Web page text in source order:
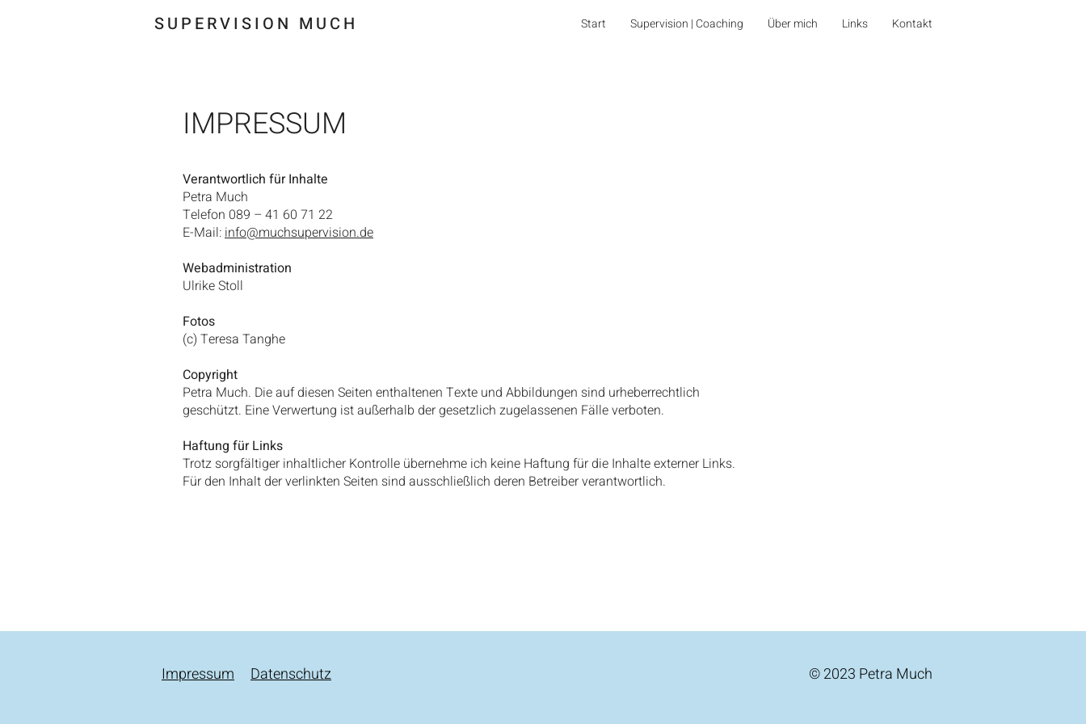
SUPERVISION MUCH Start Supervision | Coaching Über mich Links Kontakt
IMPRESSUM
Verantwortlich für Inhalte
Petra Much
Telefon 089 – 41 60 71 22
E-Mail:info@muchsupervision.de
Webadministration
Ulrike Stoll
Fotos
(c) Teresa Tanghe
Copyright
Petra Much. Die auf diesen Seiten enthaltenen Texte und Abbildungen sind urheberrechtlich
geschützt. Eine Verwertung ist außerhalb der gesetzlich zugelassenen Fälle verboten.
Haftung für Links
Trotz sorgfältiger inhaltlicher Kontrolle übernehme ich keine Haftung für die Inhalte externer Links.
Für den Inhalt der verlinkten Seiten sind ausschließlich deren Betreiber verantwortlich.
Impressum Datenschutz © 2023 Petra Much